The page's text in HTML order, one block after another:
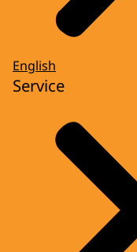
English
Service